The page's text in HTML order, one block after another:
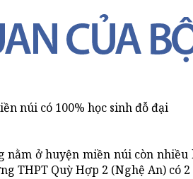
núi có 100% học sinh đỗ đại
nằm ở huyện miền núi còn
THPT Quỳ Hợp 2 (Nghệ An) có